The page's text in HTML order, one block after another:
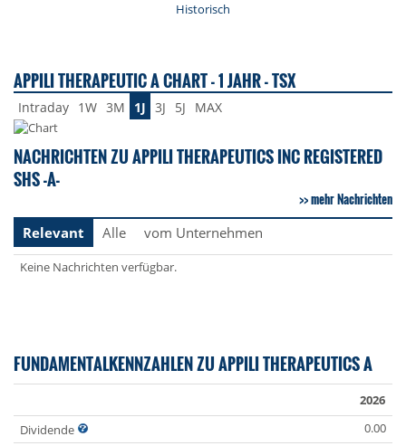
Historisch
APPILI THERAPEUTIC A CHART - 1 JAHR - TSX
Intraday 1W 3M 1J 3J 5J MAX
NACHRICHTEN ZU APPILI THERAPEUTICS INC REGISTERED
SHS -A-
mehr Nachrichten
Relevant
Alle vom Unternehmen
Keine Nachrichten verfügbar.
FUNDAMENTALKENNZAHLEN ZU APPILI THERAPEUTICS A
2026
Dividende
0.00